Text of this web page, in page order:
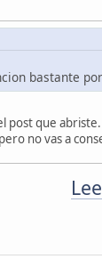
bastante
post que abriste.
no vas a